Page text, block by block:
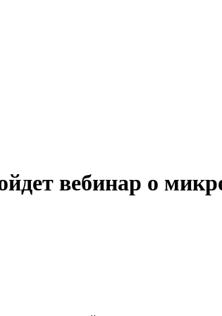
вебинар о